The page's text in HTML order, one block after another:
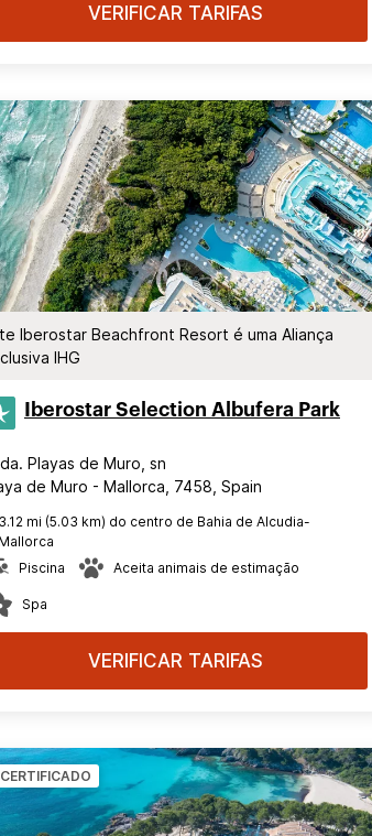
VERIFICAR TARIFAS
Iberostar Beachfront Resort é uma Aliança
IHG
Iberostar Selection​ Albufera Park
Playas de Muro, sn
de Muro - Mallorca, 7458, Spain
3.12 mi (5.03 km) do centro de Bahia de Alcudia-
Mallorca
Piscina
Aceita animais de estimação
Spa
VERIFICAR TARIFAS
CERTIFICADO